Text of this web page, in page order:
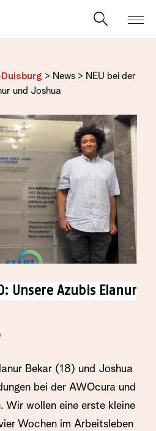
> News > NEU bei der
und Joshua
Unsere Azubis Elanur
Bekar (18) und Joshua
bei der AWOcura und
Wir wollen eine erste kleine
Wochen im Arbeitsleben